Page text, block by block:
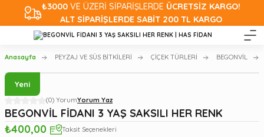
₺3000VE ÜZERİ SİPARİŞLERDE ÜCRETSİZ KARGO!
ALT SİPARİŞLERDE SABİT 200 TL KARGO
Anasayfa PEYZAJ VE SÜS BİTKİLERİ ÇİÇEK TÜRLERİ BEGONVİL
Yeni
(0) YorumYorum Yaz
BEGONVİL FİDANI 3 YAŞ SAKSILI HER RENK
₺400,00
Taksit Seçenekleri